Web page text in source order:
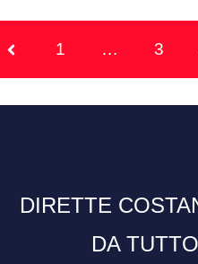
1 … 3
DIRETTE
DA